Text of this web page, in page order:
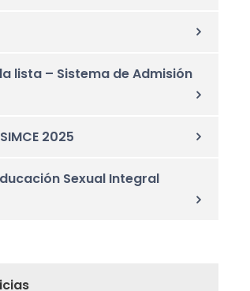
lista – Sistema de Admisión
2025
Sexual Integral